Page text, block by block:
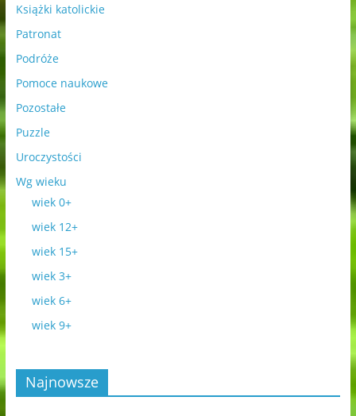
Książki katolickie
Patronat
Podróże
Pomoce naukowe
Pozostałe
Puzzle
Uroczystości
Wg wieku
wiek 0+
wiek 12+
wiek 15+
wiek 3+
wiek 6+
wiek 9+
Najnowsze